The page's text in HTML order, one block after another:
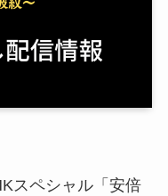
スペシャル「安倍